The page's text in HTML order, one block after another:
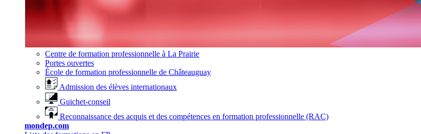
Centre de formation professionnelle à La Prairie
Portes ouvertes
École de formation professionnelle de Châteauguay
Admission des élèves internationaux
Guichet-conseil
Reconnaissance des acquis et des compétences en formation professionnelle (RAC)
mondep.com